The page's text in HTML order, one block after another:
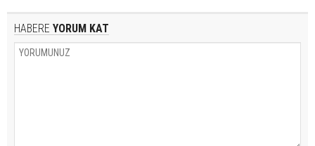
HABERE YORUM KAT